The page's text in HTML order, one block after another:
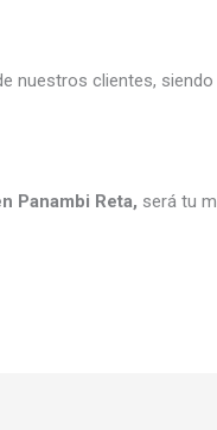
nuestros clientes,
Panambi Reta, será tu